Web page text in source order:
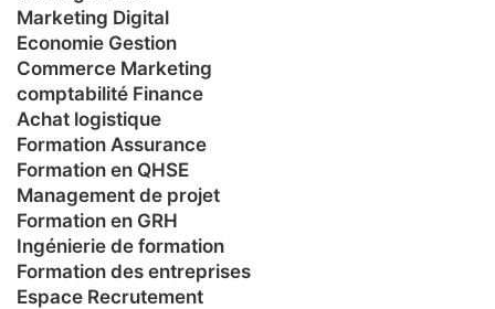
Marketing Digital
Economie Gestion
Commerce Marketing
comptabilité Finance
Achat logistique
Formation Assurance
Formation en QHSE
Management de projet
Formation en GRH
Ingénierie de formation
Formation des entreprises
Espace Recrutement